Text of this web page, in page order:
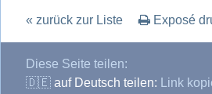
« zurück zur Liste Exposé
Diese Seite teilen:
🇩🇪 auf Deutsch teilen: Link